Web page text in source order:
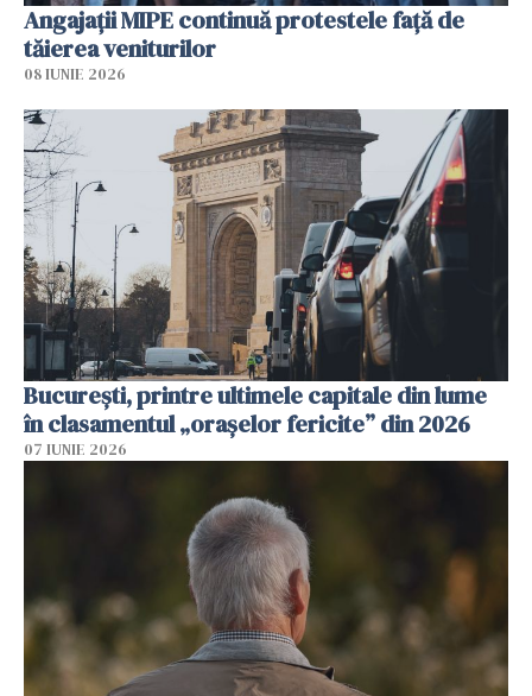
Angajaţii MIPE continuă protestele faţă de
tăierea veniturilor
08 IUNIE 2026
București, printre ultimele capitale din lume
în clasamentul „orașelor fericite” din 2026
07 IUNIE 2026